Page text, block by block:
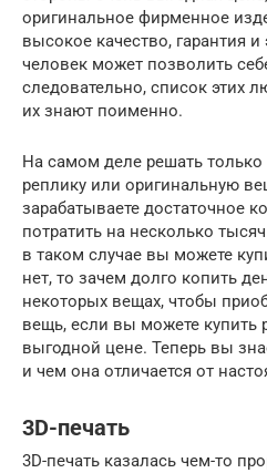
оригинальное фирменное
высокое качество, гарантия
человек может позволить
следовательно, список этих
их знают поименно.
На самом деле решать
реплику или оригинальную
зарабатываете достаточное
потратить на несколько
в таком случае вы можете
нет, то зачем долго копить
некоторых вещах, чтобы
вещь, если вы можете купить
выгодной цене. Теперь вы
и чем она отличается от
3D-печать
3D-печать казалась чем-то